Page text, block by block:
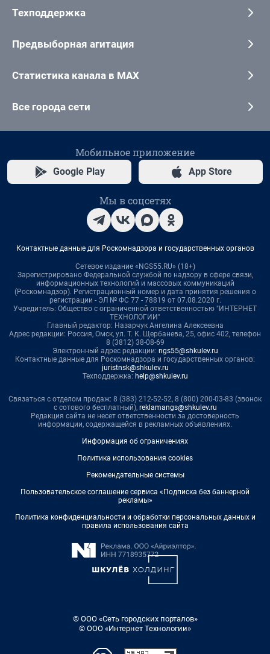
Техподдержка
Предвыборная агитация
Статистика канала в MAX
Все города сети
Мобильное приложение
Google Play App Store
Мы в соцсетях
Контактные данные для Роскомнадзора и государственных органов
Сетевое издание «NGS55.RU» (18+)
Зарегистрировано Федеральной службой по надзору в сфере связи,
информационных технологий и массовых коммуникаций
(Роскомнадзор). Регистрационный номер и дата принятия решения о
регистрации - ЭЛ № ФС 77 - 78819 от 07.08.2020 г.
Учредитель: Общество с ограниченной ответственностью "ИНТЕРНЕТ
ТЕХНОЛОГИИ"
Главный редактор: Назарчук Ангелина Алексеевна
Адрес редакции: Россия, Омск, ул. Т. К. Щербанева, 25, офис 402, телефон
8 (3812) 38-08-69
Электронный адрес редакции: ngs55@shkulev.ru
Контактные данные для Роскомнадзора и государственных органов:
juristnsk@shkulev.ru
Техподдержка: help@shkulev.ru
Связаться с отделом продаж: 8 (383) 212-52-52, 8 (800) 200-03-83 (звонок
с сотового бесплатный), reklamangs@shkulev.ru
Редакция сайта не несет ответственности за достоверность
информации, содержащейся в рекламных объявлениях.
Информация об ограничениях
Политика использования cookies
Рекомендательные системы
Пользовательское соглашение сервиса «Подписка без баннерной
рекламы»
Политика конфиденциальности и обработки персональных данных и
правила использования сайта
© ООО «Сеть городских порталов»
© ООО «Интернет Технологии»